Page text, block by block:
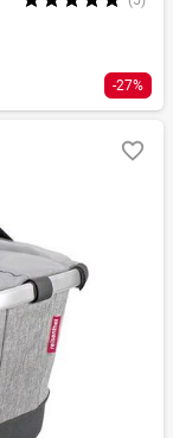
-27%